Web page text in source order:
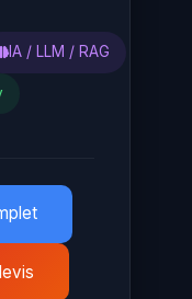
IA / LLM / RAG